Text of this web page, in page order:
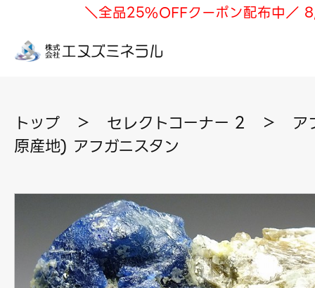
＼全品25%OFFクーポン配布中／
トップ ＞ セレクトコーナー 2 ＞
ア
原産地) アフガニスタン